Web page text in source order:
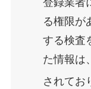
登録業者
る権限が
する検査
た情報は
されてお